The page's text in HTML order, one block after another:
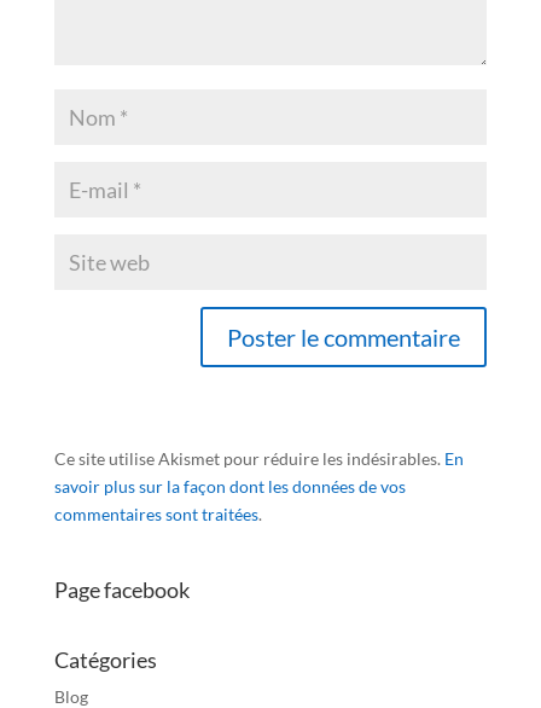
Ce site utilise Akismet pour réduire les indésirables. En
savoir plus sur la façon dont les données de vos
commentaires sont traitées.
Page facebook
Catégories
Blog